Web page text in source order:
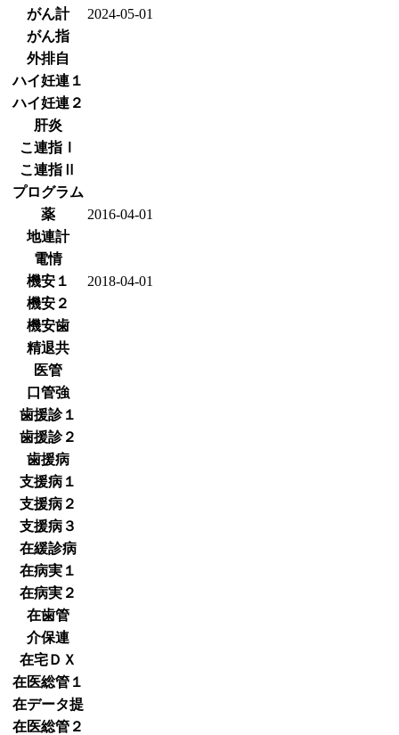
がん計
2024-05-01
がん指
外排自
ハイ妊連１
ハイ妊連２
肝炎
こ連指Ⅰ
こ連指Ⅱ
プログラム
薬
2016-04-01
地連計
電情
機安１
2018-04-01
機安２
機安歯
精退共
医管
口管強
歯援診１
歯援診２
歯援病
支援病１
支援病２
支援病３
在緩診病
在病実１
在病実２
在歯管
介保連
在宅ＤＸ
在医総管１
在データ提
在医総管２